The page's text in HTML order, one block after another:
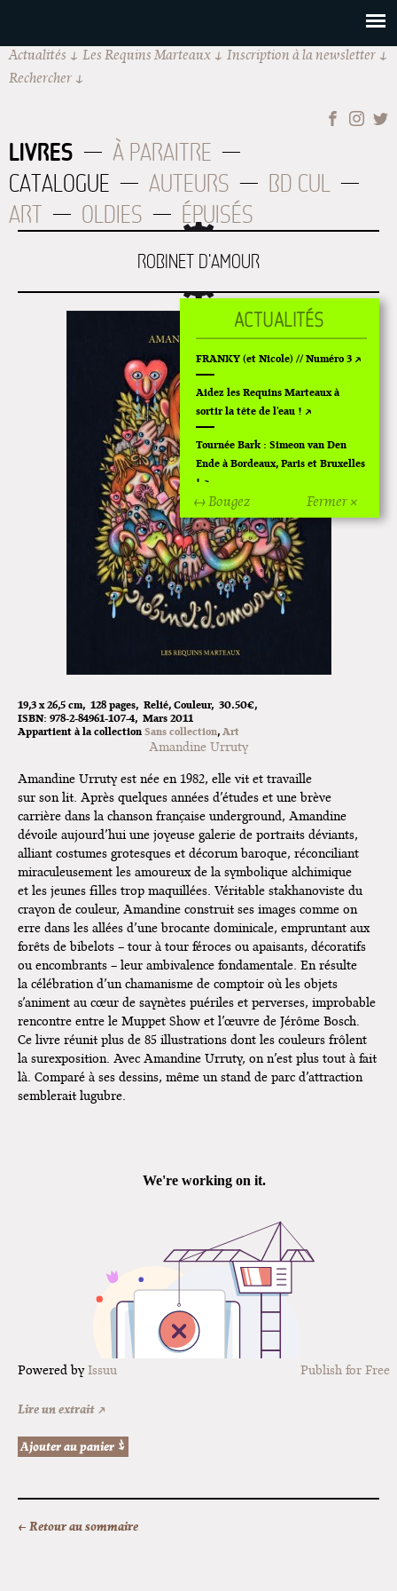
Actualités Les Requins Marteaux
Inscription à la newsletter
Rechercher
LIVRES
À PARAITRE
CATALOGUE
AUTEURS
BD CUL
ART
OLDIES ÉPUISÉS
ROBINET D'AMOUR
19,3 x 26,5 cm 128 pages Relié Couleur 30.50€
ISBN: 978-2-84961-107-4 Mars 2011
Appartient à la collection Sans collection Art
Amandine Urruty
Amandine Urruty est née en 1982, elle vit et travaille
sur son lit. Après quelques années d’études et une brève
carrière dans la chanson française underground, Amandine
dévoile aujourd’hui une joyeuse galerie de portraits déviants,
alliant costumes grotesques et décorum baroque, réconciliant
miraculeusement les amoureux de la symbolique alchimique
et les jeunes filles trop maquillées. Véritable stakhanoviste du
crayon de couleur, Amandine construit ses images comme on
erre dans les allées d’une brocante dominicale, empruntant aux
forêts de bibelots – tour à tour féroces ou apaisants, décoratifs
ou encombrants – leur ambivalence fondamentale. En résulte
la célébration d’un chamanisme de comptoir où les objets
s’animent au cœur de saynètes puériles et perverses, improbable
rencontre entre le Muppet Show et l’œuvre de Jérôme Bosch.
Ce livre réunit plus de 85 illustrations dont les couleurs frôlent
la surexposition. Avec Amandine Urruty, on n’est plus tout à fait
là. Comparé à ses dessins, même un stand de parc d’attraction
semblerait lugubre.
Powered byIssuu Publish for Free
Lire un extrait ↗
← Retour au sommaire
Fermer ×
↔ Bougez
FRANKY (et Nicole) // Numéro 3
Aidez les Requins Marteaux à
sortir la tête de l'eau !
Tournée Bark : Simeon van Den
Ende à Bordeaux, Paris et Bruxelles
!
Off Of Off d'Angoulême 2024
Superette de noël à Pola
L'exposition de Fungirl à
Montpellier !
Cardon
Home" à Colomiers
Tournée "Vulva Viking" : Elizabeth
Pich à Paris et Vincennes !
Dédicace de Gwénola Carrère à
Bruxelles